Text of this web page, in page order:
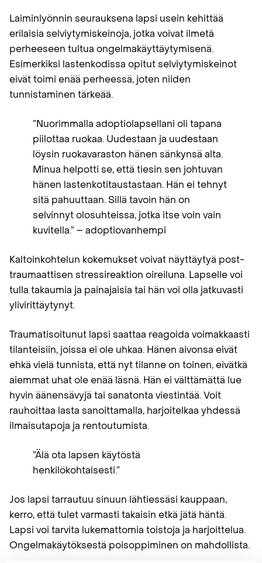
Laiminlyönnin seurauksena lapsi usein kehittää
erilaisia selviytymiskeinoja, jotka voivat ilmetä
perheeseen tultua ongelmakäyttäytymisenä.
Esimerkiksi lastenkodissa opitut selviytymiskeinot
eivät toimi enää perheessä, joten niiden
tunnistaminen tärkeää.
”Nuorimmalla adoptiolapsellani oli tapana
piilottaa ruokaa. Uudestaan ja uudestaan
löysin ruokavaraston hänen sänkynsä alta.
Minua helpotti se, että tiesin sen johtuvan
hänen lastenkotitaustastaan. Hän ei tehnyt
sitä pahuuttaan. Sillä tavoin hän on
selvinnyt olosuhteissa, jotka itse voin vain
kuvitella.” – adoptiovanhempi
Kaltoinkohtelun kokemukset voivat näyttäytyä post-
traumaattisen stressireaktion oireiluna. Lapselle voi
tulla takaumia ja painajaisia tai hän voi olla jatkuvasti
ylivirittäytynyt.
Traumatisoitunut lapsi saattaa reagoida voimakkaasti
tilanteisiin, joissa ei ole uhkaa. Hänen aivonsa eivät
ehkä vielä tunnista, että nyt tilanne on toinen, eivätkä
aiemmat uhat ole enää läsnä. Hän ei välttämättä lue
hyvin äänensävyjä tai sanatonta viestintää. Voit
rauhoittaa lasta sanoittamalla, harjoitelkaa yhdessä
ilmaisutapoja ja rentoutumista.
”Älä ota lapsen käytöstä
henkilökohtaisesti.”
Jos lapsi tarrautuu sinuun lähtiessäsi kauppaan,
kerro, että tulet varmasti takaisin etkä jätä häntä.
Lapsi voi tarvita lukemattomia toistoja ja harjoittelua.
Ongelmakäytöksestä poisoppiminen on mahdollista.